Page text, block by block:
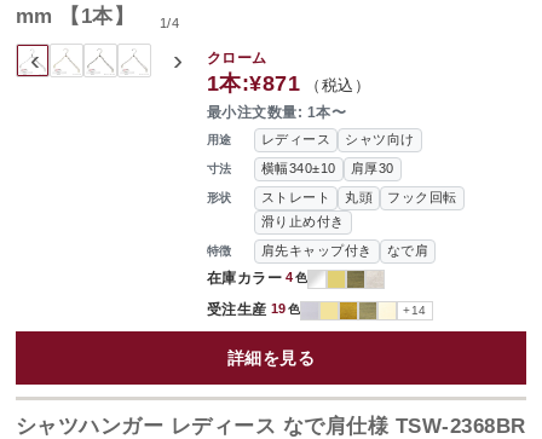
‹ ›
1/4
mm 【1本】
用途 レディース シャツ向け
寸法 横幅340±10 肩厚30
形状 ストレート 丸頭
フック回転
滑り止め付き
特徴 肩先キャップ付き なで肩
在庫カラー 4色
受注生産 19色 +14
クローム
1本:¥871 （税込）
最小注文数量: 1本〜
詳細を見る
シャツハンガー レディース なで肩仕様 TSW-2368BR